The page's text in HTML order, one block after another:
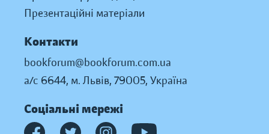
Презентаційні матеріали
Контакти
bookforum@bookforum.com.ua
а/с 6644, м. Львів, 79005, Україна
Соціальні мережі